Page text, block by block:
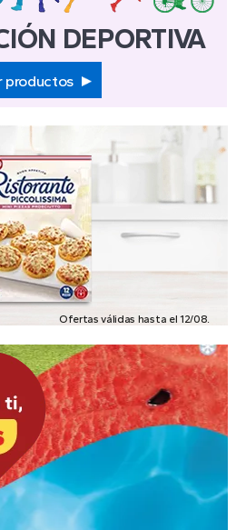
DEPORTIVA
productos
Ofertas válidas hasta el 12/08.